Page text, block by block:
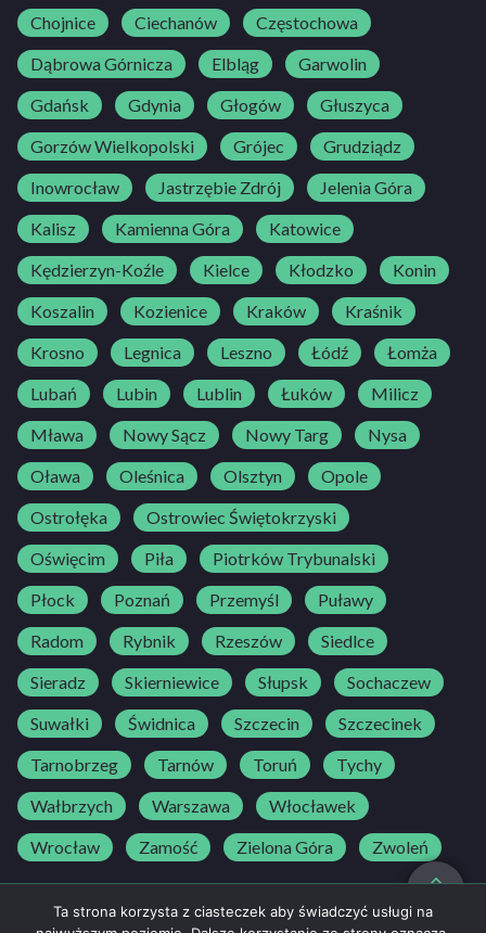
Chojnice
Ciechanów
Częstochowa
Dąbrowa Górnicza
Elbląg
Garwolin
Gdańsk
Gdynia Głogów
Głuszyca
Gorzów Wielkopolski
Grójec
Grudziądz
Inowrocław
Jastrzębie Zdrój
Jelenia Góra
Kalisz
Kamienna Góra
Katowice
Kędzierzyn-Koźle
Kielce Kłodzko
Konin
Koszalin
Kozienice Kraków
Kraśnik
Krosno
Legnica Leszno Łódź
Łomża
Lubań
Lubin Lublin Łuków
Milicz
Mława
Nowy Sącz Nowy Targ
Nysa
Oława
Oleśnica Olsztyn
Opole
Ostrołęka
Ostrowiec Świętokrzyski
Oświęcim
Piła
Piotrków Trybunalski
Płock
Poznań Przemyśl
Puławy
Radom
Rybnik Rzeszów
Siedlce
Sieradz
Skierniewice Słupsk
Sochaczew
Suwałki
Świdnica Szczecin
Szczecinek
Tarnobrzeg
Tarnów Toruń
Tychy
Wałbrzych
Warszawa
Włocławek
Wrocław
Zamość Zielona Góra Zwoleń
Ta strona korzysta z ciasteczek aby świadczyć usługi na